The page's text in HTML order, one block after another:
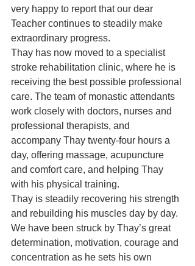
very happy to report that our dear
Teacher continues to steadily make
extraordinary progress.
Thay has now moved to a specialist
stroke rehabilitation clinic, where he is
receiving the best possible professional
care. The team of monastic attendants
work closely with doctors, nurses and
professional therapists, and
accompany Thay twenty-four hours a
day, offering massage, acupuncture
and comfort care, and helping Thay
with his physical training.
Thay is steadily recovering his strength
and rebuilding his muscles day by day.
We have been struck by Thay’s great
determination, motivation, courage and
concentration as he sets his own